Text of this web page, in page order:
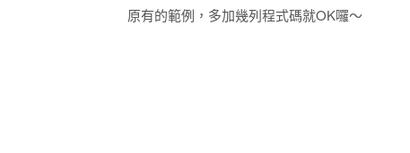
原有的範例，多加幾列程式碼就OK囉～